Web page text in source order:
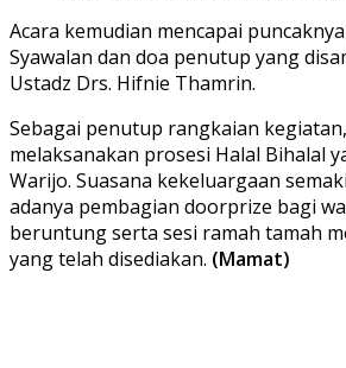
Acara kemudian mencapai
Syawalan dan doa penutup yang
Ustadz Drs. Hifnie Thamrin.
Sebagai penutup rangkaian
melaksanakan prosesi Halal Bihalal
Warijo. Suasana kekeluargaan
adanya pembagian doorprize bagi
beruntung serta sesi ramah tamah
yang telah disediakan. (Mamat)